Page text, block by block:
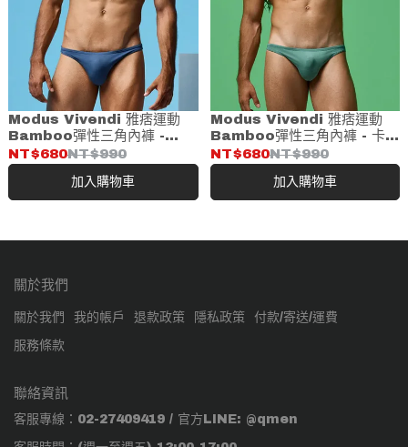
Modus Vivendi 雅痞運動
Bamboo彈性三角內褲 -
INDIGO(13412)
NT$680NT$990
加入購物車
Modus Vivendi 雅痞運動
Bamboo彈性三角內褲 - 卡其
綠(13412)
NT$680NT$990
加入購物車
關於我們
關於我們 我的帳戶 退款政策 隱私政策 付款/寄送/運費
服務條款
聯絡資訊
客服專線：02-27409419 / 官方LINE: @qmen